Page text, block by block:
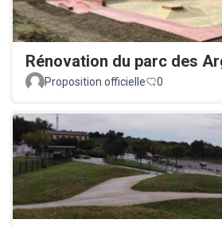
Rénovation du parc des
Proposition officielle
0